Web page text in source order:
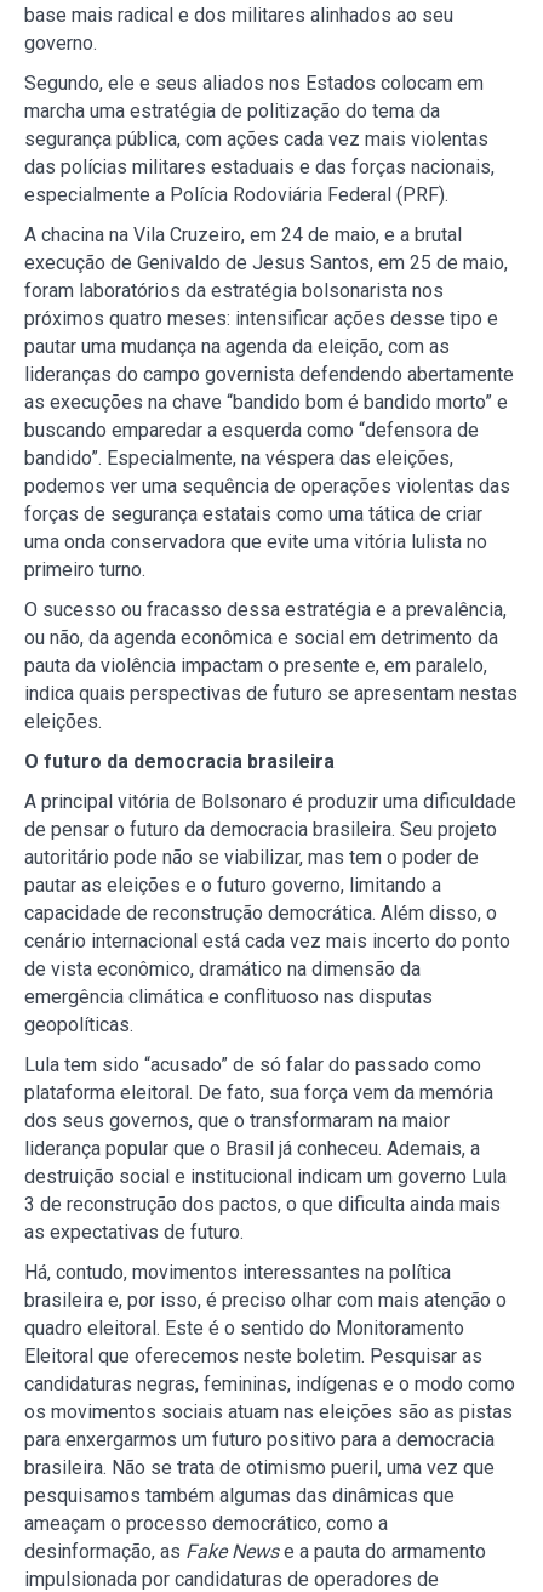
base mais radical e dos militares alinhados ao seu
governo.
Segundo, ele e seus aliados nos Estados colocam em
marcha uma estratégia de politização do tema da
segurança pública, com ações cada vez mais violentas
das polícias militares estaduais e das forças nacionais,
especialmente a Polícia Rodoviária Federal (PRF).
A chacina na Vila Cruzeiro, em 24 de maio, e a brutal
execução de Genivaldo de Jesus Santos, em 25 de maio,
foram laboratórios da estratégia bolsonarista nos
próximos quatro meses: intensificar ações desse tipo e
pautar uma mudança na agenda da eleição, com as
lideranças do campo governista defendendo abertamente
as execuções na chave “bandido bom é bandido morto” e
buscando emparedar a esquerda como “defensora de
bandido”. Especialmente, na véspera das eleições,
podemos ver uma sequência de operações violentas das
forças de segurança estatais como uma tática de criar
uma onda conservadora que evite uma vitória lulista no
primeiro turno.
O sucesso ou fracasso dessa estratégia e a prevalência,
ou não, da agenda econômica e social em detrimento da
pauta da violência impactam o presente e, em paralelo,
indica quais perspectivas de futuro se apresentam nestas
eleições.
O futuro da democracia brasileira
A principal vitória de Bolsonaro é produzir uma dificuldade
de pensar o futuro da democracia brasileira. Seu projeto
autoritário pode não se viabilizar, mas tem o poder de
pautar as eleições e o futuro governo, limitando a
capacidade de reconstrução democrática. Além disso, o
cenário internacional está cada vez mais incerto do ponto
de vista econômico, dramático na dimensão da
emergência climática e conflituoso nas disputas
geopolíticas.
Lula tem sido “acusado” de só falar do passado como
plataforma eleitoral. De fato, sua força vem da memória
dos seus governos, que o transformaram na maior
liderança popular que o Brasil já conheceu. Ademais, a
destruição social e institucional indicam um governo Lula
3 de reconstrução dos pactos, o que dificulta ainda mais
as expectativas de futuro.
Há, contudo, movimentos interessantes na política
brasileira e, por isso, é preciso olhar com mais atenção o
quadro eleitoral. Este é o sentido do Monitoramento
Eleitoral que oferecemos neste boletim. Pesquisar as
candidaturas negras, femininas, indígenas e o modo como
os movimentos sociais atuam nas eleições são as pistas
para enxergarmos um futuro positivo para a democracia
brasileira. Não se trata de otimismo pueril, uma vez que
pesquisamos também algumas das dinâmicas que
ameaçam o processo democrático, como a
desinformação, as Fake Newse a pauta do armamento
impulsionada por candidaturas de operadores de